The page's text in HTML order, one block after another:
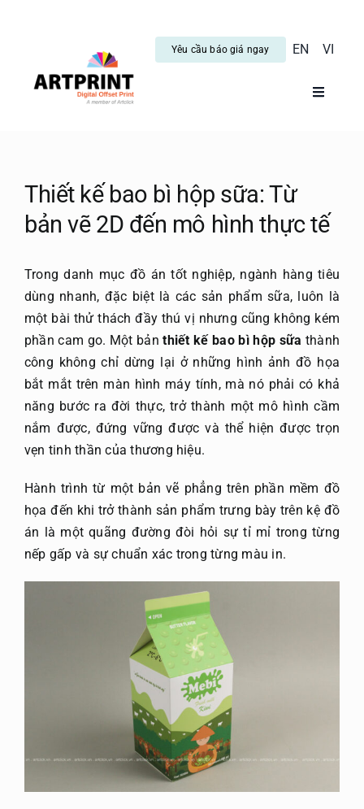
Yêu cầu báo giá ngay EN VI
Toggle
Hướng
Blog
Gửi file
Thiết kế bao bì hộp sữa: Từ
bản vẽ 2D đến mô hình thực tế
Trong danh mục đồ án tốt nghiệp, ngành hàng tiêu
dùng nhanh, đặc biệt là các sản phẩm sữa, luôn là
một bài thử thách đầy thú vị nhưng cũng không kém
phần cam go. Một bảnthiết kế bao bì hộp sữa thành
công không chỉ dừng lại ở những hình ảnh đồ họa
bắt mắt trên màn hình máy tính, mà nó phải có khả
năng bước ra đời thực, trở thành một mô hình cầm
nắm được, đứng vững được và thể hiện được trọn
vẹn tinh thần của thương hiệu.
Hành trình từ một bản vẽ phẳng trên phần mềm đồ
họa đến khi trở thành sản phẩm trưng bày trên kệ đồ
án là một quãng đường đòi hỏi sự tỉ mỉ trong từng
nếp gấp và sự chuẩn xác trong từng màu in.